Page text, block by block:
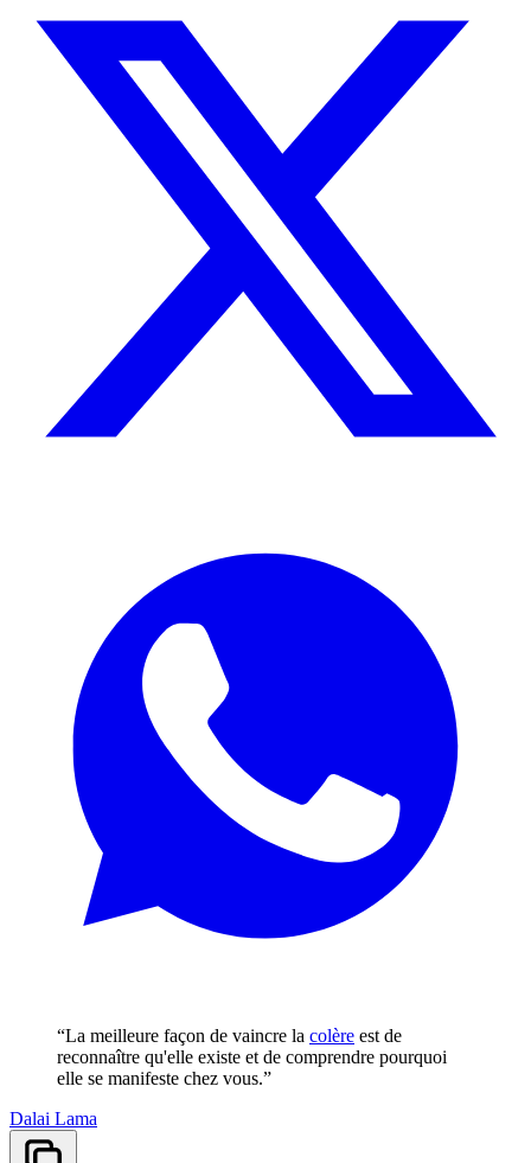
“La meilleure façon de vaincre la colère est de
reconnaître qu'elle existe et de comprendre pourquoi
elle se manifeste chez vous.”
Dalai Lama